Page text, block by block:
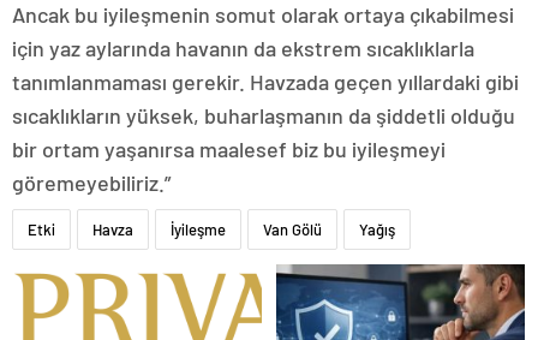
Ancak bu iyileşmenin somut olarak ortaya çıkabilmesi
için yaz aylarında havanın da ekstrem sıcaklıklarla
tanımlanmaması gerekir. Havzada geçen yıllardaki gibi
sıcaklıkların yüksek, buharlaşmanın da şiddetli olduğu
bir ortam yaşanırsa maalesef biz bu iyileşmeyi
göremeyebiliriz.”
Etki Havza İyileşme Van Gölü Yağış